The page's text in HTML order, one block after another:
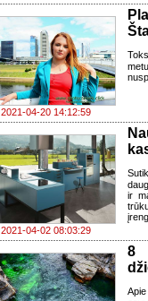
2021-04-20 14:12:59
2021-04-02 08:03:29
ir
8